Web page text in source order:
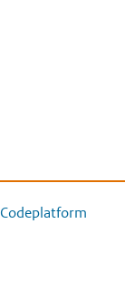
Codeplatform